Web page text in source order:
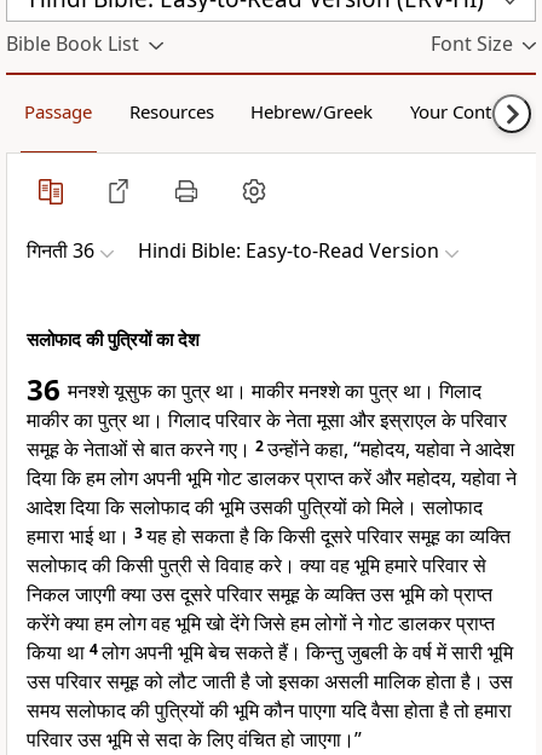
Bible Book List Font Size
Passage Resources Hebrew/Greek Your Content
गिनती 36 Hindi Bible: Easy-to-Read Version
सलोफाद की पुत्रियों का देश
36मनश्शे यूसुफ का पुत्र था। माकीर मनश्शे का पुत्र था। गिलाद
माकीर का पुत्र था। गिलाद परिवार के नेता मूसा और इस्राएल के परिवार
समूह के नेताओं से बात करने गए। 2उन्होंने कहा, “महोदय, यहोवा ने आदेश
दिया कि हम लोग अपनी भूमि गोट डालकर प्राप्त करें और महोदय, यहोवा ने
आदेश दिया कि सलोफाद की भूमि उसकी पुत्रियों को मिले। सलोफाद
हमारा भाई था। 3यह हो सकता है कि किसी दूसरे परिवार समूह का व्यक्ति
सलोफाद की किसी पुत्री से विवाह करे। क्या वह भूमि हमारे परिवार से
निकल जाएगी क्या उस दूसरे परिवार समूह के व्यक्ति उस भूमि को प्राप्त
करेंगे क्या हम लोग वह भूमि खो देंगे जिसे हम लोगों ने गोट डालकर प्राप्त
किया था 4लोग अपनी भूमि बेच सकते हैं। किन्तु जुबली के वर्ष में सारी भूमि
उस परिवार समूह को लौट जाती है जो इसका असली मालिक होता है। उस
समय सलोफाद की पुत्रियों की भूमि कौन पाएगा यदि वैसा होता है तो हमारा
परिवार उस भूमि से सदा के लिए वंचित हो जाएगा।”